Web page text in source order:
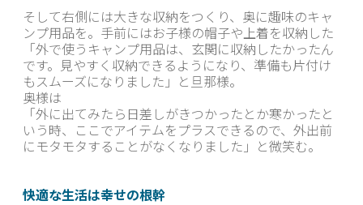
そして右側には大きな収納をつくり、奥に趣味のキャ
ンプ用品を。手前にはお子様の帽子や上着を収納した
「外で使うキャンプ用品は、玄関に収納したかったん
です。見やすく収納できるようになり、準備も片付け
もスムーズになりました」と旦那様。
奥様は
「外に出てみたら日差しがきつかったとか寒かったと
いう時、ここでアイテムをプラスできるので、外出前
にモタモタすることがなくなりました」と微笑む。
快適な生活は幸せの根幹